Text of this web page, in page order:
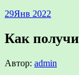
29Янв 2022
Как
Автор: admin